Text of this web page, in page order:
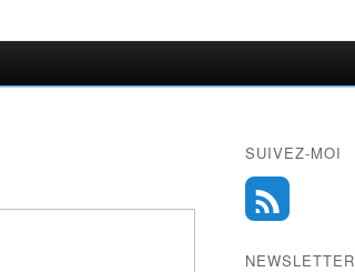
SUIVEZ-MOI
NEWSLETTER